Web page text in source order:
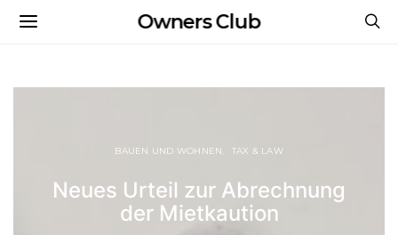
Owners Club
BAUEN UND WOHNEN TAX & LAW
Neues Urteil zur Abrechnung
der Mietkaution